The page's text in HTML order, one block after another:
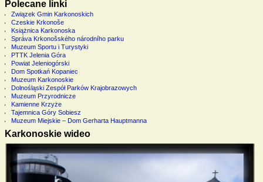
Polecane linki
Związek Gmin Karkonoskich
Czeskie Krkonoše
Książnica Karkonoska
Správa Krkonošského národního parku
Muzeum Sportu i Turystyki
PTTK Jelenia Góra
Powiat Jeleniogórski
Dom Spotkań Kopaniec
Muzeum Karkonoskie
Dolnośląski Zespół Parków Krajobrazowych
Muzeum Przyrodnicze
Kamienne Krzyże
Tajemnica Góry Sobiesz
Muzeum Miejskie – Dom Gerharta Hauptmanna
Karkonoskie wideo